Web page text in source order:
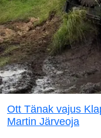
Ott Tänak vajus
Martin Järveoja